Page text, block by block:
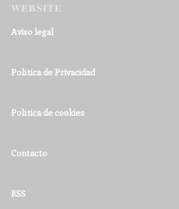
WEBSITE
Aviso legal
Política de Privacidad
Política de cookies
Contacto
RSS